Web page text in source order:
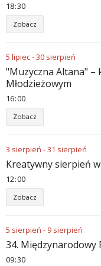
18 30
Zobacz
5 lipiec-30 sierpień
"Muzyczna Altana"
Młodzieżowym
16 00
Zobacz
3 sierpień -31 sierpień
Kreatywny sierpień
12 00
Zobacz
5 sierpień - 9 sierpień
34. Międzynarodowy
09 30